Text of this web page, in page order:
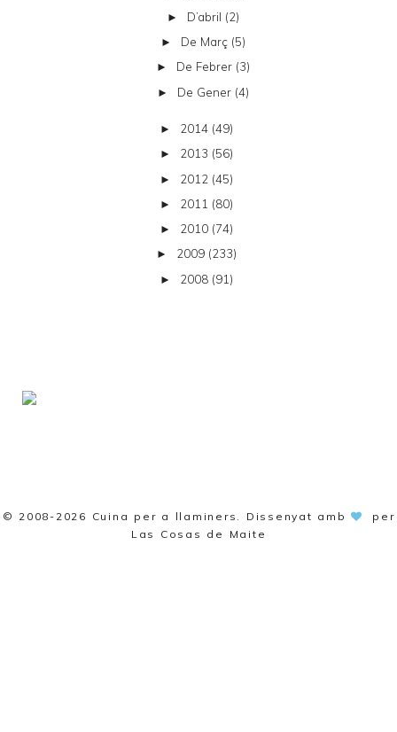
► D’abril (2)
► De Març (5)
► De Febrer (3)
► De Gener (4)
► 2014 (49)
► 2013 (56)
► 2012 (45)
► 2011 (80)
► 2010 (74)
► 2009 (233)
► 2008 (91)
© 2008-2026 Cuina per a llaminers . Dissenyat amb
per
Las Cosas de Maite